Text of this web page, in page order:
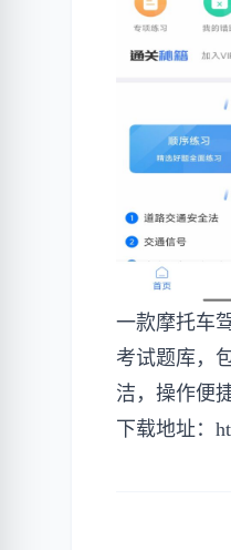
一款摩托车
考试题库，
洁，操作便
下载地址：